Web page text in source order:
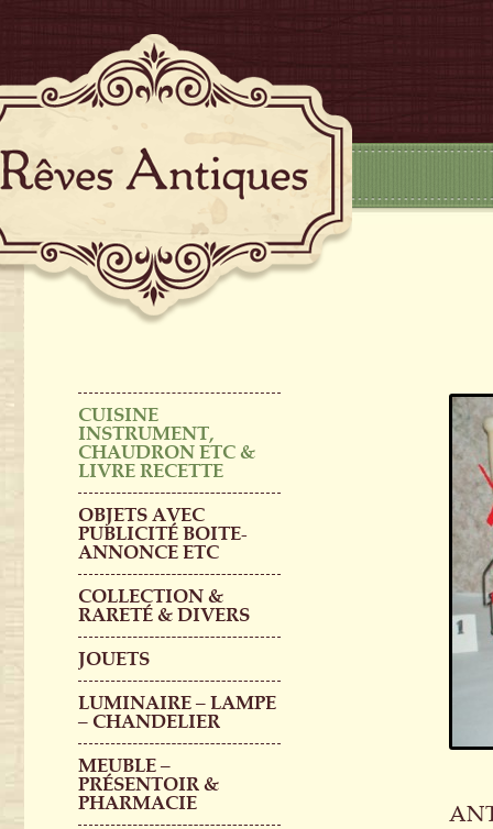
CUISINE
INSTRUMENT,
CHAUDRON ETC &
LIVRE RECETTE
OBJETS AVEC
PUBLICITÉ BOITE-
ANNONCE ETC
COLLECTION &
RARETÉ & DIVERS
JOUETS
LUMINAIRE – LAMPE
– CHANDELIER
MEUBLE –
PRÉSENTOIR &
PHARMACIE